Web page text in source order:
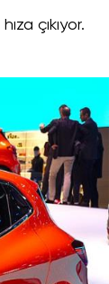
hıza çıkıyor.